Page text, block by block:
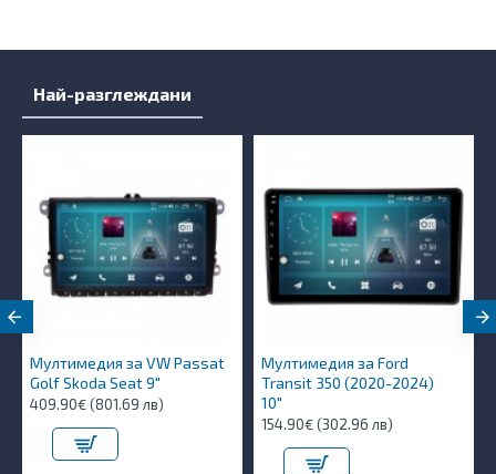
Най-разглеждани
Мултимедия за VW Passat
Golf Skoda Seat 9"
409.90€ (801.69 лв)
Мултимедия за Ford
Transit 350 (2020-2024)
10″
154.90€ (302.96 лв)